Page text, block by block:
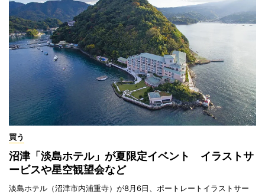
買う
沼津「淡島ホテル」が夏限定イベント イラストサ
ービスや星空観望会など
淡島ホテル（沼津市内浦重寺）が8月6日、ポートレートイラストサー